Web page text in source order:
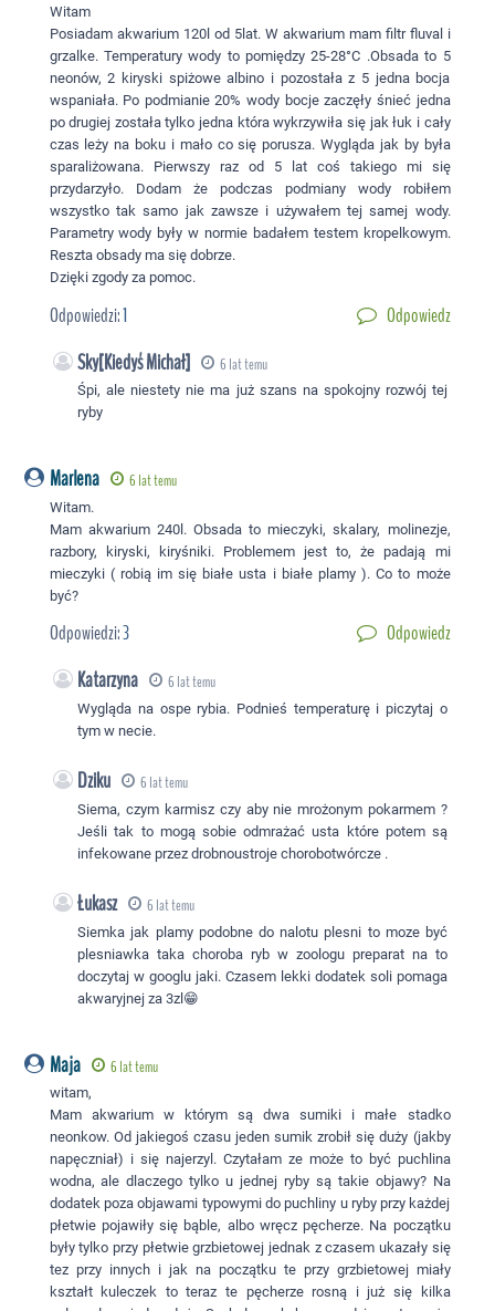
Witam
Posiadam akwarium 120l od 5lat. W akwarium mam filtr fluval i
grzalke. Temperatury wody to pomiędzy 25-28°C .Obsada to 5
neonów, 2 kiryski spiżowe albino i pozostała z 5 jedna bocja
wspaniała. Po podmianie 20% wody bocje zaczęły śnieć jedna
po drugiej została tylko jedna która wykrzywiła się jak łuk i cały
czas leży na boku i mało co się porusza. Wygląda jak by była
sparaliżowana. Pierwszy raz od 5 lat coś takiego mi się
przydarzyło. Dodam że podczas podmiany wody robiłem
wszystko tak samo jak zawsze i używałem tej samej wody.
Parametry wody były w normie badałem testem kropelkowym.
Reszta obsady ma się dobrze.
Dzięki zgody za pomoc.
Odpowiedzi:1 Odpowiedz
Sky[Kiedyś Michał] 6 lat temu
Śpi, ale niestety nie ma już szans na spokojny rozwój tej
ryby
Marlena 6 lat temu
Witam.
Mam akwarium 240l. Obsada to mieczyki, skalary, molinezje,
razbory, kiryski, kiryśniki. Problemem jest to, że padają mi
mieczyki ( robią im się białe usta i białe plamy ). Co to może
być?
Odpowiedzi:3 Odpowiedz
Katarzyna 6 lat temu
Wygląda na ospe rybia. Podnieś temperaturę i piczytaj o
tym w necie.
Dziku 6 lat temu
Siema, czym karmisz czy aby nie mrożonym pokarmem ?
Jeśli tak to mogą sobie odmrażać usta które potem są
infekowane przez drobnoustroje chorobotwórcze .
Łukasz 6 lat temu
Siemka jak plamy podobne do nalotu plesni to moze być
plesniawka taka choroba ryb w zoologu preparat na to
doczytaj w googlu jaki. Czasem lekki dodatek soli pomaga
akwaryjnej za 3zl😁
Maja 6 lat temu
witam,
Mam akwarium w którym są dwa sumiki i małe stadko
neonkow. Od jakiegoś czasu jeden sumik zrobił się duży (jakby
napęczniał) i się najerzyl. Czytałam ze może to być puchlina
wodna, ale dlaczego tylko u jednej ryby są takie objawy? Na
dodatek poza objawami typowymi do puchliny u ryby przy każdej
płetwie pojawiły się bąble, albo wręcz pęcherze. Na początku
były tylko przy płetwie grzbietowej jednak z czasem ukazały się
tez przy innych i jak na początku te przy grzbietowej miały
kształt kuleczek to teraz te pęcherze rosną i już się kilka